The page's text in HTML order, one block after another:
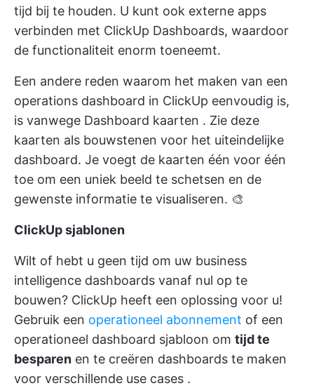
tijd bij te houden. U kunt ook externe apps
verbinden met ClickUp Dashboards, waardoor
de functionaliteit enorm toeneemt.
Een andere reden waarom het maken van een
operations dashboard in ClickUp eenvoudig is,
is vanwege Dashboard kaarten . Zie deze
kaarten als bouwstenen voor het uiteindelijke
dashboard. Je voegt de kaarten één voor één
toe om een uniek beeld te schetsen en de
gewenste informatie te visualiseren. 🎨
ClickUp sjablonen
Wilt of hebt u geen tijd om uw business
intelligence dashboards vanaf nul op te
bouwen? ClickUp heeft een oplossing voor u!
Gebruik een operationeel abonnement of een
operationeel dashboard sjabloon om tijd te
besparen en te creëren dashboards te maken
voor verschillende use cases .